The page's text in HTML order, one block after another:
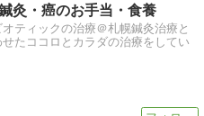
灸・癌のお手当・食養
ティックの治療＠札幌鍼灸治療と
たココロとカラダの治療をしてい